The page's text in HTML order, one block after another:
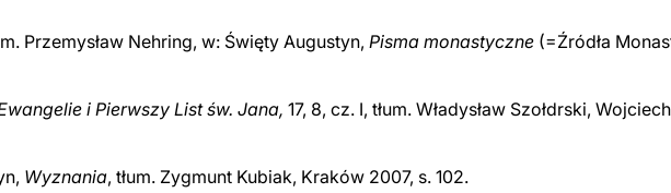
Przemysław Nehring, w: Święty Augustyn, Pisma monastyczne (=Źródła
i Pierwszy List św. Jana, 17, 8, cz. I, tłum. Władysław Szołdrski,
Wyznania, tłum. Zygmunt Kubiak, Kraków 2007, s. 102.